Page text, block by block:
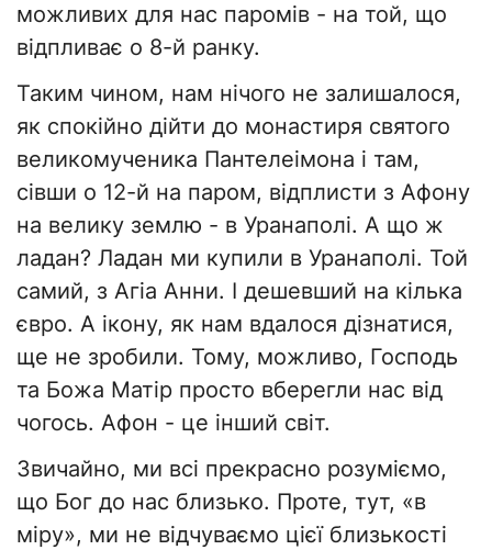
можливих для нас паромів - на той, що
відпливає о 8-й ранку.
Таким чином, нам нічого не залишалося,
як спокійно дійти до монастиря святого
великомученика Пантелеімона і там,
сівши о 12-й на паром, відплисти з Афону
на велику землю - в Уранаполі. А що ж
ладан? Ладан ми купили в Уранаполі. Той
самий, з Агіа Анни. І дешевший на кілька
євро. А ікону, як нам вдалося дізнатися,
ще не зробили. Тому, можливо, Господь
та Божа Матір просто вберегли нас від
чогось. Афон - це інший світ.
Звичайно, ми всі прекрасно розуміємо,
що Бог до нас близько. Проте, тут, «в
міру», ми не відчуваємо цієї близькості